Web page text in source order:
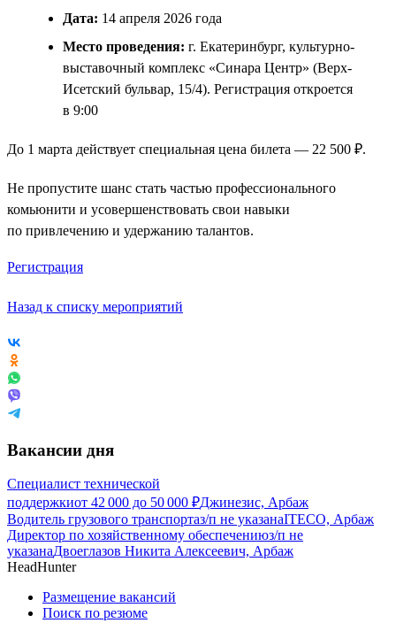
Дата: 14 апреля 2026 года
Место проведения: г. Екатеринбург, культурно-
выставочный комплекс «Синара Центр» (Верх-
Исетский бульвар, 15/4). Регистрация откроется
в 9:00
До 1 марта действует специальная цена билета — 22 500 ₽.
Не пропустите шанс стать частью профессионального
комьюнити и усовершенствовать свои навыки
по привлечению и удержанию талантов.
Регистрация
Назад к списку мероприятий
Вакансии дня
Специалист технической
поддержкиот 42 000 до 50 000 ₽Джинезис, Арбаж
Водитель грузового транспортаз/п не указанаITECO, Арбаж
Директор по хозяйственному обеспечениюз/п не
указанаДвоеглазов Никита Алексеевич, Арбаж
HeadHunter
Размещение вакансий
Поиск по резюме